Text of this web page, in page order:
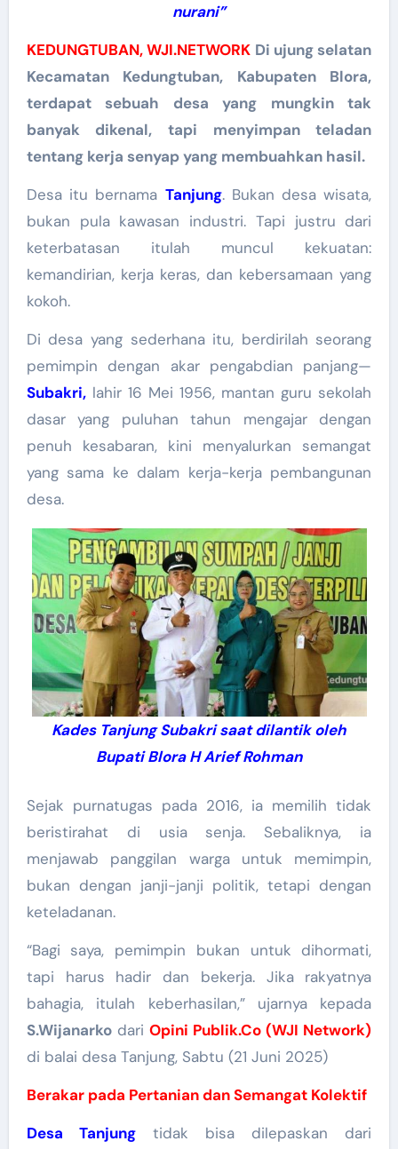
nurani”
KEDUNGTUBAN, WJI.NETWORK Di ujung selatan
Kecamatan Kedungtuban, Kabupaten Blora,
terdapat sebuah desa yang mungkin tak
banyak dikenal, tapi menyimpan teladan
tentang kerja senyap yang membuahkan hasil.
Desa itu bernama Tanjung. Bukan desa wisata,
bukan pula kawasan industri. Tapi justru dari
keterbatasan itulah muncul kekuatan:
kemandirian, kerja keras, dan kebersamaan yang
kokoh.
Di desa yang sederhana itu, berdirilah seorang
pemimpin dengan akar pengabdian panjang—
Subakri,lahir 16 Mei 1956, mantan guru sekolah
dasar yang puluhan tahun mengajar dengan
penuh kesabaran, kini menyalurkan semangat
yang sama ke dalam kerja-kerja pembangunan
desa.
Kades Tanjung Subakri saat dilantik oleh
Bupati Blora H Arief Rohman
Sejak purnatugas pada 2016, ia memilih tidak
beristirahat di usia senja. Sebaliknya, ia
menjawab panggilan warga untuk memimpin,
bukan dengan janji-janji politik, tetapi dengan
keteladanan.
“Bagi saya, pemimpin bukan untuk dihormati,
tapi harus hadir dan bekerja. Jika rakyatnya
bahagia, itulah keberhasilan,” ujarnya kepada
S.Wijanarkodari Opini Publik.Co (WJI Network)
di balai desa Tanjung, Sabtu (21 Juni 2025)
Berakar pada Pertanian dan Semangat Kolektif
Desa Tanjungtidak bisa dilepaskan dari